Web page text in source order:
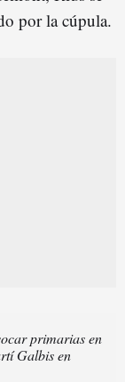
por la cúpula.
primarias en
Galbis en